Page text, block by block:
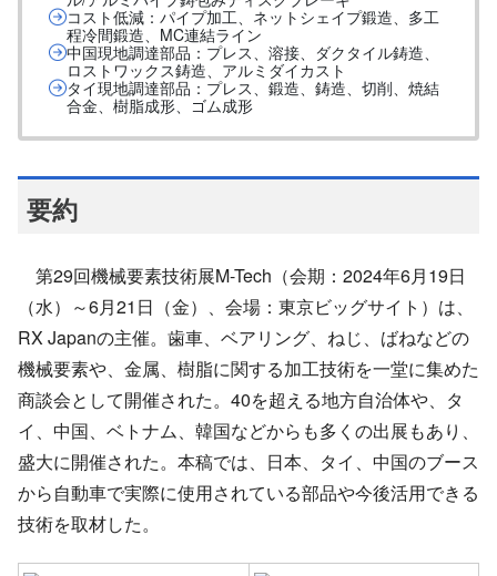
コスト低減：パイプ加工、ネットシェイプ鍛造、多工
程冷間鍛造、MC連結ライン
中国現地調達部品：プレス、溶接、ダクタイル鋳造、
ロストワックス鋳造、アルミダイカスト
タイ現地調達部品：プレス、鍛造、鋳造、切削、焼結
合金、樹脂成形、ゴム成形
要約
第29回機械要素技術展M-Tech（会期：2024年6月19日
（水）～6月21日（金）、会場：東京ビッグサイト）は、
RX Japanの主催。歯車、ベアリング、ねじ、ばねなどの
機械要素や、金属、樹脂に関する加工技術を一堂に集めた
商談会として開催された。40を超える地方自治体や、タ
イ、中国、ベトナム、韓国などからも多くの出展もあり、
盛大に開催された。本稿では、日本、タイ、中国のブース
から自動車で実際に使用されている部品や今後活用できる
技術を取材した。